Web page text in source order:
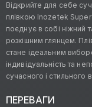
Відкрийте для себе
плівкою Inozetek Super
поєднує в собі ніжний
розкішним глянцем.
стане ідеальним
індивідуальність та
сучасного і стильного
ПЕРЕВАГИ